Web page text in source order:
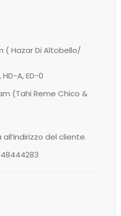
( Hazar Di Altobello/
A, ED-0
(Tahi Reme Chico &
del cliente.